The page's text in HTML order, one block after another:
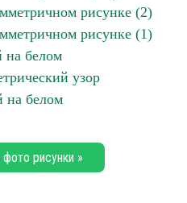
рисунке (2)
рисунке (1)
на белом
узор
на белом
рисунки »